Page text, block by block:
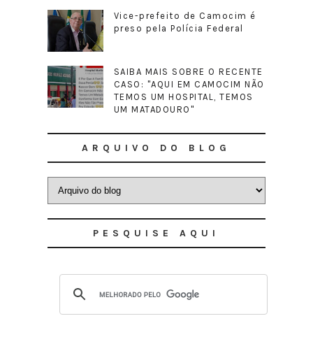
Vice-prefeito de Camocim é
preso pela Polícia Federal
SAIBA MAIS SOBRE O RECENTE
CASO: "AQUI EM CAMOCIM NÃO
TEMOS UM HOSPITAL, TEMOS
UM MATADOURO"
ARQUIVO DO BLOG
PESQUISE AQUI